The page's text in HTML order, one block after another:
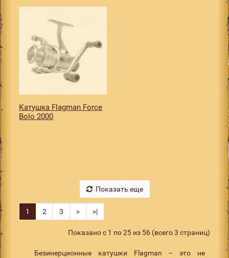
Катушка Flagman Force
Bolo 2000
Показать еще
1 2 3 > >|
Показано с 1 по 25 из 56 (всего 3 страниц)
Безинерционные катушки Flagman – это не